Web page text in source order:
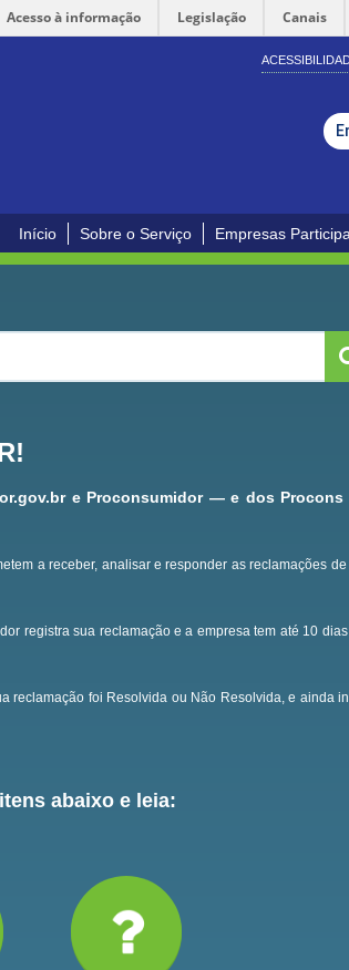
Acesso à informação Legislação Canais
Início Sobre o Serviço Empresas
e Proconsumidor — e dos Procons
a receber, analisar e responder as reclamações
registra sua reclamação e a empresa tem até 10
reclamação foi Resolvida ou Não Resolvida, e ainda
abaixo e leia: